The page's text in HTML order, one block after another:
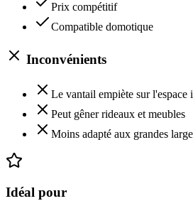
Prix compétitif
Compatible domotique
Inconvénients
Le vantail empiète sur l'espace
Peut gêner rideaux et meubles
Moins adapté aux grandes
Idéal pour